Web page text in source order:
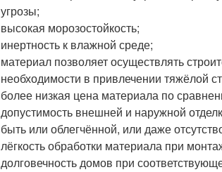
угрозы;
высокая морозостойкость;
инертность к влажной среде;
материал позволяет осуществлять
необходимости в привлечении тяжёлой
более низкая цена материала по
допустимость внешней и наружной
быть или облегчённой, или даже
лёгкость обработки материала при
долговечность домов при